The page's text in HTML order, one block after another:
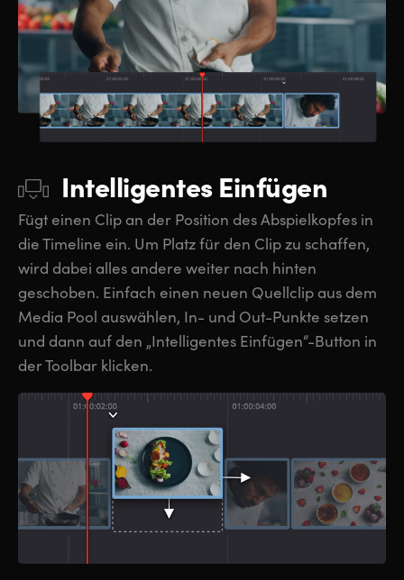
Intelligentes Einfügen
Fügt einen Clip an der Position des Abspielkopfes in
die Timeline ein. Um Platz für den Clip zu schaffen,
wird dabei alles andere weiter nach hinten
geschoben. Einfach einen neuen Quellclip aus dem
Media Pool auswählen, In- und Out-Punkte setzen
und dann auf den „Intelligentes Einfügen“-Button in
der Toolbar klicken.